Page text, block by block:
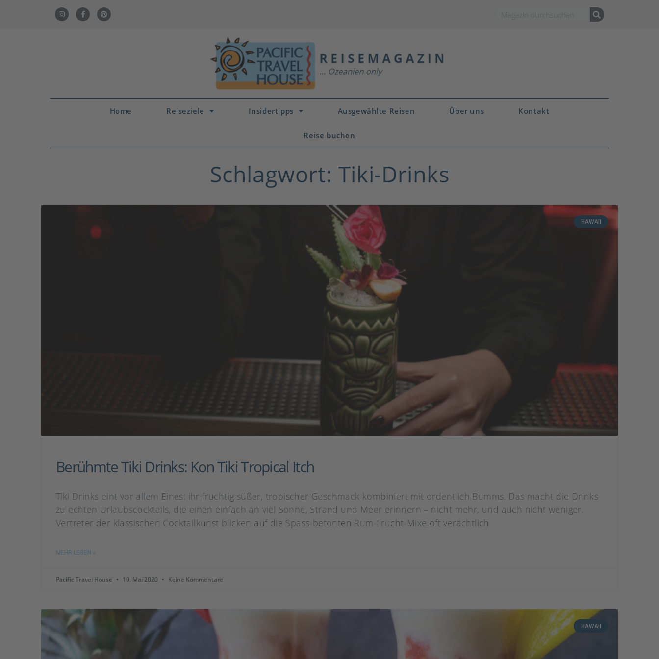
Home Reiseziele Insidertipps Ausgewählte Reisen Über uns Kontakt
Reise buchen
Schlagwort: Tiki-Drinks
HAWAII
Berühmte Tiki Drinks: Kon Tiki Tropical Itch
Tiki Drinks eint vor allem Eines: ihr fruchtig süßer, tropischer Geschmack kombiniert mit ordentlich Bumms. Das macht die Drinks
zu echten Urlaubscocktails, die einen einfach an viel Sonne, Strand und Meer erinnern – nicht mehr, und auch nicht weniger.
Vertreter der klassischen Cocktailkunst blicken auf die Spass-betonten Rum-Frucht-Mixe oft verächtlich
MEHR LESEN »
Pacific Travel House 10. Mai 2020 Keine Kommentare
HAWAII